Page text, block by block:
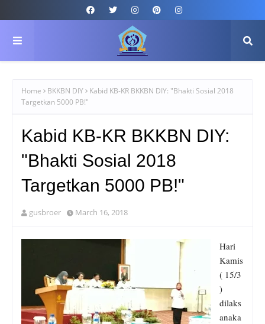
Home BKKBN DIY
Kabid KB-KR BKKBN DIY: "Bhakti Sosial 2018
Targetkan 5000 PB!"
Kabid KB-KR BKKBN DIY:
"Bhakti Sosial 2018
Targetkan 5000 PB!"
gusbroer March 16, 2018
Hari
Kamis
( 15/3
)
dilaks
anaka